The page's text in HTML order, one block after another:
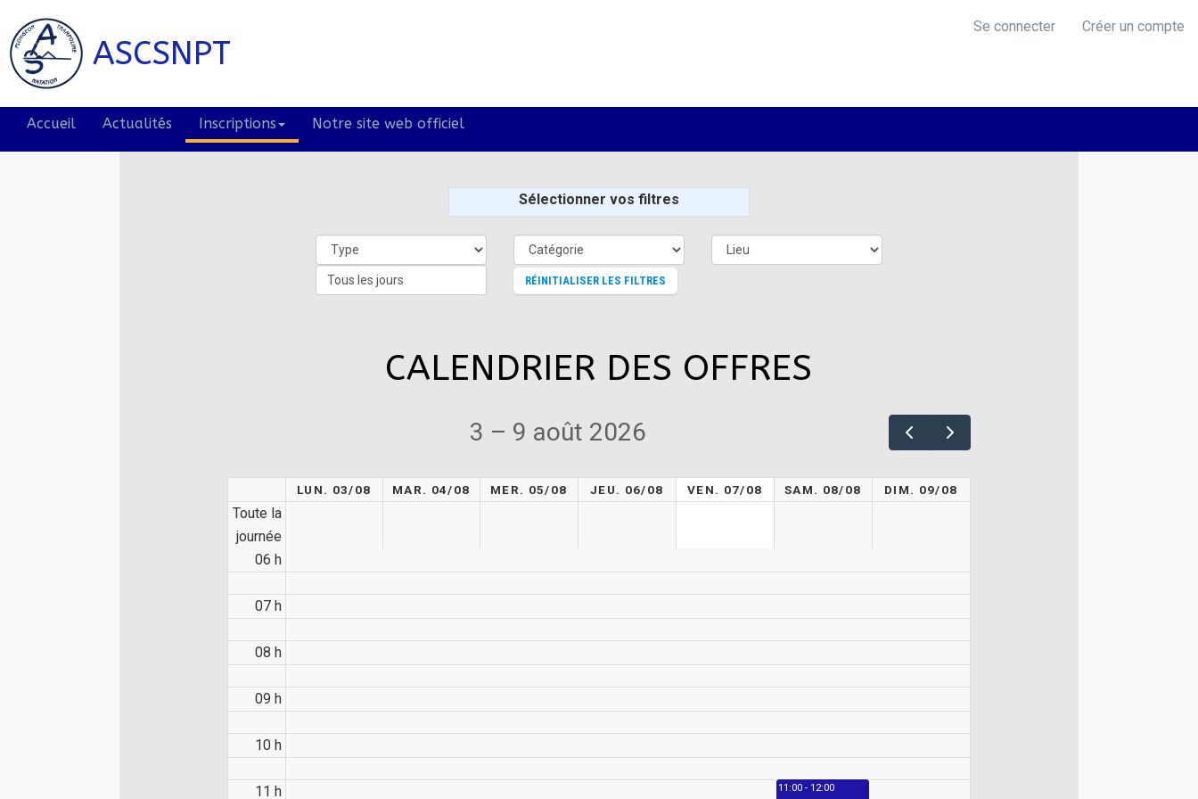
ASCSNPT
Se connecter Créer un compte
Accueil Actualités Inscriptions Notre site web officiel
Sélectionner vos filtres
Tous les jours RÉINITIALISER LES FILTRES
CALENDRIER DES OFFRES
3 – 9 août 2026
LUN. 03/08 MAR. 04/08 MER. 05/08 JEU. 06/08 VEN. 07/08 SAM. 08/08 DIM. 09/08
Toute la
journée
06 h
07 h
08 h
09 h
10 h
11 h 11:00 - 12:00